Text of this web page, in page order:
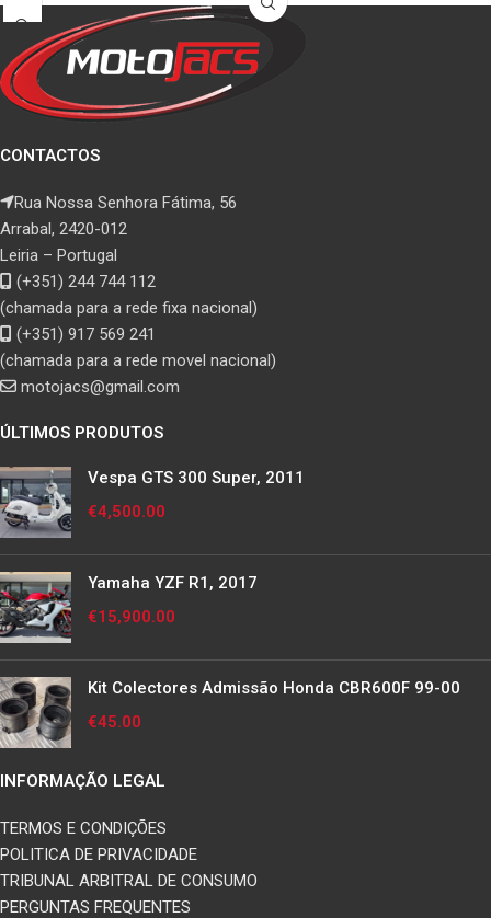
CONTACTOS
Rua Nossa Senhora Fátima, 56
Arrabal, 2420-012
Leiria – Portugal
(+351) 244 744 112
(chamada para a rede fixa nacional)
(+351) 917 569 241
(chamada para a rede movel nacional)
motojacs@gmail.com
ÚLTIMOS PRODUTOS
Vespa GTS 300 Super, 2011
€4,500.00
Yamaha YZF R1, 2017
€15,900.00
Kit Colectores Admissão Honda CBR600F 99-00
€45.00
INFORMAÇÃO LEGAL
TERMOS E CONDIÇÕES
POLITICA DE PRIVACIDADE
TRIBUNAL ARBITRAL DE CONSUMO
PERGUNTAS FREQUENTES